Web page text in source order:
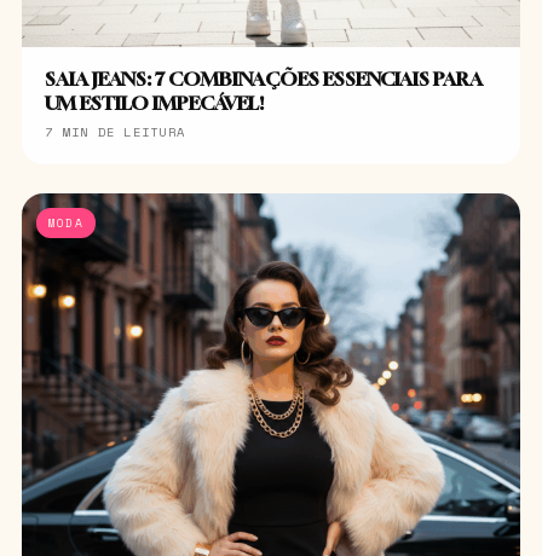
SAIA JEANS: 7 COMBINAÇÕES ESSENCIAIS PARA
UM ESTILO IMPECÁVEL!
7 MIN DE LEITURA
MODA